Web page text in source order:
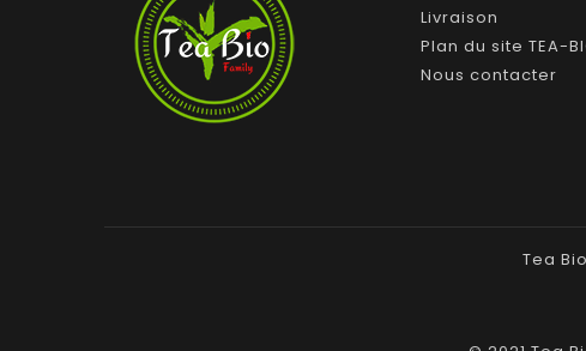
Livraison
Plan du site TEA-
Nous contacter
Tea